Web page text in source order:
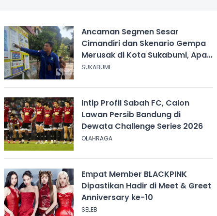
Ancaman Segmen Sesar
Cimandiri dan Skenario Gempa
Merusak di Kota Sukabumi, Apa
yang Harus Dilakukan?
SUKABUMI
Intip Profil Sabah FC, Calon
Lawan Persib Bandung di
Dewata Challenge Series 2026
OLAHRAGA
Empat Member BLACKPINK
Dipastikan Hadir di Meet & Greet
Anniversary ke-10
SELEB